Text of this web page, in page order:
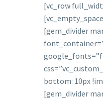
[vc_row
[gem_divider
bottom: 10px
[gem_divider